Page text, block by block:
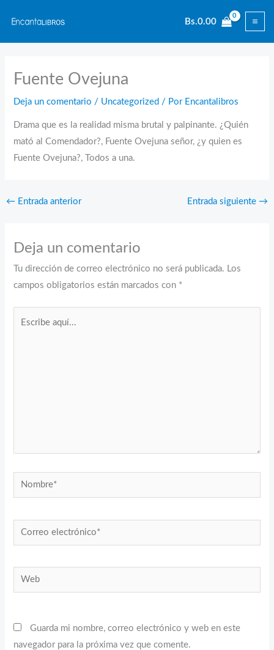
contenido
Bs.0.00
Fuente Ovejuna
Deja un comentario / Uncategorized / Por Encantalibros
Drama que es la realidad misma brutal y palpinante. ¿Quién
mató al Comendador?, Fuente Ovejuna señor, ¿y quien es
Fuente Ovejuna?, Todos a una.
← Entrada anterior Entrada siguiente →
Deja un comentario
Tu dirección de correo electrónico no será publicada. Los
campos obligatorios están marcados con *
Nombre*
Correo
electrónico*
Web
Guarda mi nombre, correo electrónico y web en este
navegador para la próxima vez que comente.